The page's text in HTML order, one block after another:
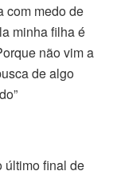
com medo de
minha filha é
não vim a
de algo
último final de